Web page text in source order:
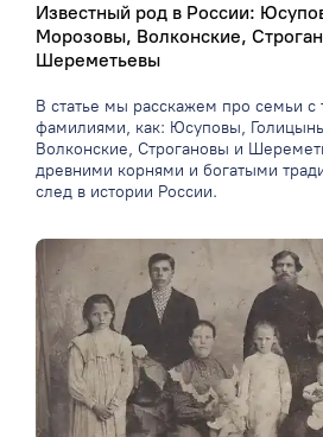
Известный род в России:
Морозовы, Волконские,
Шереметьевы
В статье мы расскажем про семьи с
фамилиями, как: Юсуповы,
Волконские, Строгановы и
древними корнями и богатыми
след в истории России.